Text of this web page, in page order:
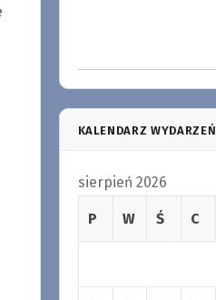
KALENDARZ WYDARZEŃ
sierpień 2026
P W Ś C